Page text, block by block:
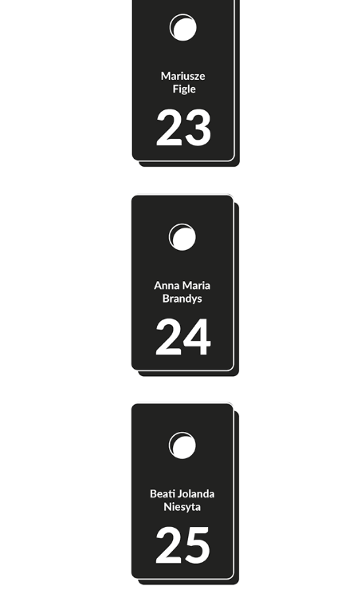
Szatnia 23 - Mariusze Figle
Szatnia 24 - Anna Maria Brandys
Szatnia 25 - Beati Jolanda Niesyta